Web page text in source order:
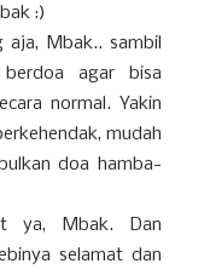
:)
aja, Mbak.. sambil
agar bisa
normal. Yakin
mudah
doa hamba-
ya, Mbak. Dan
selamat dan